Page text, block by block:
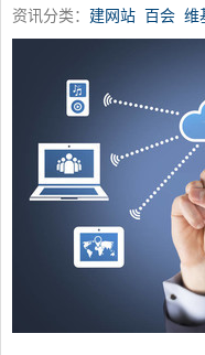
资讯分类： 建网站 百会 维